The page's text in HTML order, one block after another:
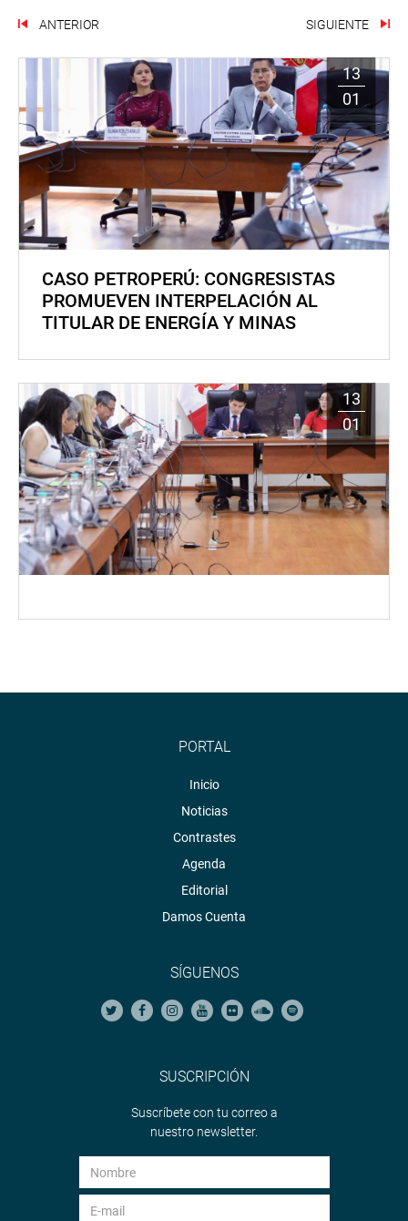
ANTERIOR SIGUIENTE
13
01
CASO PETROPERÚ: CONGRESISTAS
PROMUEVEN INTERPELACIÓN AL
TITULAR DE ENERGÍA Y MINAS
13
01
PORTAL
Inicio
Noticias
Contrastes
Agenda
Editorial
Damos Cuenta
SÍGUENOS
SUSCRIPCIÓN
Suscríbete con tu correo a
nuestro newsletter.